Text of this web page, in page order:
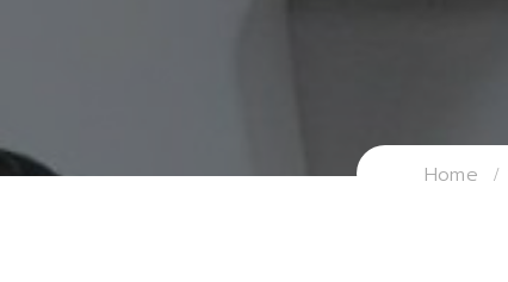
Home